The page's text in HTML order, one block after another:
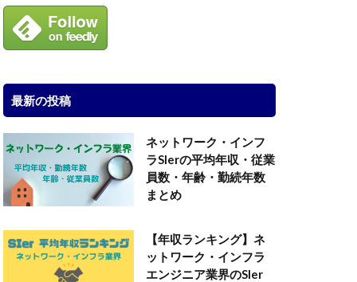
最新の投稿
ネットワーク・インフ
ラSIerの平均年収・従業
員数・年齢・勤続年数
まとめ
【年収ランキング】ネ
ットワーク・インフラ
エンジニア業界のSIer